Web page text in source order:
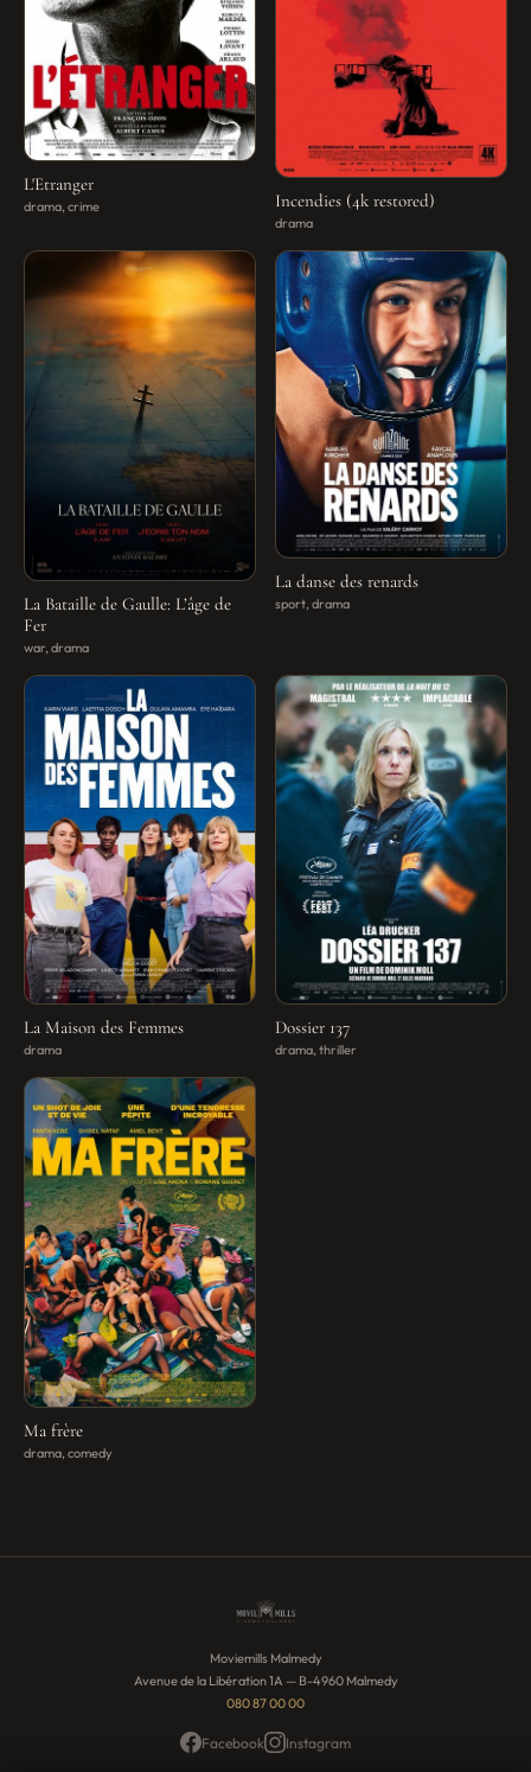
L'Etranger
drama, crime Incendies (4k restored)
drama
La Bataille de Gaulle: L’âge de
Fer
war, drama
La danse des renards
sport, drama
La Maison des Femmes
drama
Dossier 137
drama, thriller
Ma frère
drama, comedy
Moviemills Malmedy
Avenue de la Libération 1A — B-4960 Malmedy
080 87 00 00
Facebook Instagram